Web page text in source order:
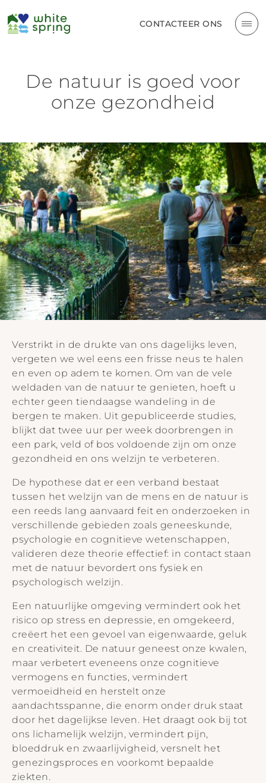
CONTACTEER ONS
De natuur is goed voor
onze gezondheid
Verstrikt in de drukte van ons dagelijks leven,
vergeten we wel eens een frisse neus te halen
en even op adem te komen. Om van de vele
weldaden van de natuur te genieten, hoeft u
echter geen tiendaagse wandeling in de
bergen te maken. Uit gepubliceerde studies,
blijkt dat twee uur per week doorbrengen in
een park, veld of bos voldoende zijn om onze
gezondheid en ons welzijn te verbeteren.
De hypothese dat er een verband bestaat
tussen het welzijn van de mens en de natuur is
een reeds lang aanvaard feit en onderzoeken in
verschillende gebieden zoals geneeskunde,
psychologie en cognitieve wetenschappen,
valideren deze theorie effectief: in contact staan
met de natuur bevordert ons fysiek en
psychologisch welzijn.
Een natuurlijke omgeving vermindert ook het
risico op stress en depressie, en omgekeerd,
creëert het een gevoel van eigenwaarde, geluk
en creativiteit. De natuur geneest onze kwalen,
maar verbetert eveneens onze cognitieve
vermogens en functies, vermindert
vermoeidheid en herstelt onze
aandachtsspanne, die enorm onder druk staat
door het dagelijkse leven. Het draagt ook bij tot
ons lichamelijk welzijn, vermindert pijn,
bloeddruk en zwaarlijvigheid, versnelt het
genezingsproces en voorkomt bepaalde
ziekten.